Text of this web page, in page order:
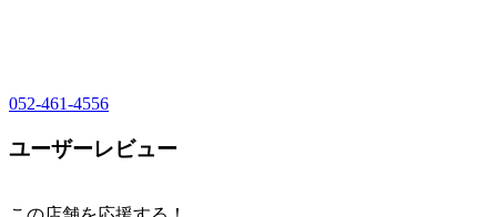
052-461-4556
ユーザーレビュー